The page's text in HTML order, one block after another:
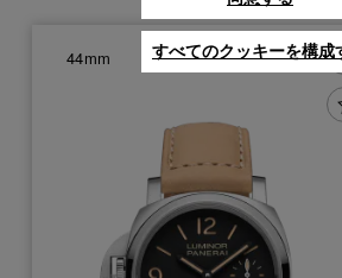
44mm すべてのクッキーを構成